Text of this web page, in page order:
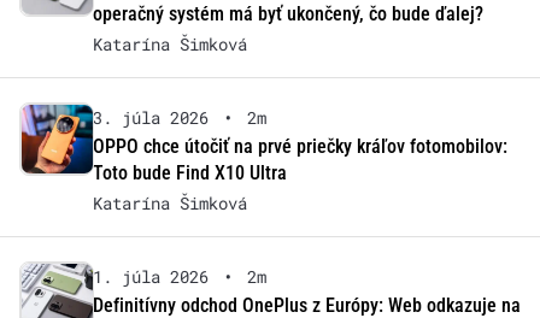
operačný systém má byť ukončený, čo bude ďalej?
Katarína Šimková
3. júla 2026 •
2m
OPPO chce útočiť na prvé priečky kráľov fotomobilov:
Toto bude Find X10 Ultra
Katarína Šimková
1. júla 2026 •
2m
Definitívny odchod OnePlus z Európy: Web odkazuje na